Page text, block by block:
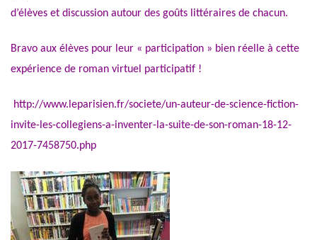
d’élèves et discussion autour des goûts littéraires de chacun.
Bravo aux élèves pour leur « participation » bien réelle à cette
expérience de roman virtuel participatif !
http://www.leparisien.fr/societe/un-auteur-de-science-fiction-
invite-les-collegiens-a-inventer-la-suite-de-son-roman-18-12-
2017-7458750.php